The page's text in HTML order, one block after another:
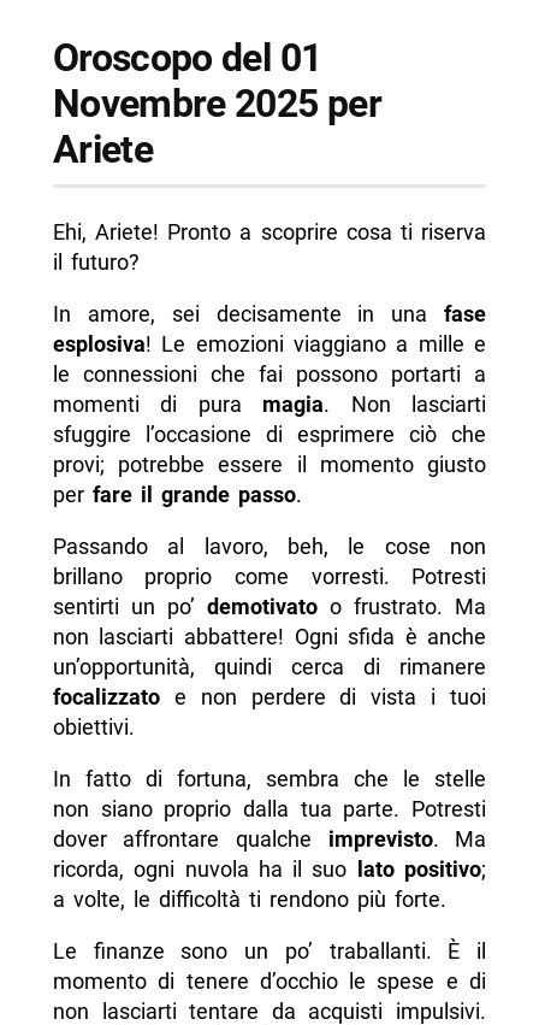
- Oroscopo del 01 Novembre 2025 per Pesci
-- Scopri di più da Napolike.it
Oroscopo del 01
Novembre 2025 per
Ariete
Ehi, Ariete! Pronto a scoprire cosa ti riserva
il futuro?
In amore, sei decisamente in unafase
esplosiva! Le emozioni viaggiano a mille e
le connessioni che fai possono portarti a
momenti di pura magia. Non lasciarti
sfuggire l’occasione di esprimere ciò che
provi; potrebbe essere il momento giusto
per fare il grande passo.
Passando al lavoro, beh, le cose non
brillano proprio come vorresti. Potresti
sentirti un po’ demotivato o frustrato. Ma
non lasciarti abbattere! Ogni sfida è anche
un’opportunità, quindi cerca di rimanere
focalizzatoe non perdere di vista i tuoi
obiettivi.
In fatto di fortuna, sembra che le stelle
non siano proprio dalla tua parte. Potresti
dover affrontare qualche imprevisto. Ma
ricorda, ogni nuvola ha il suo lato positivo;
a volte, le difficoltà ti rendono più forte.
Le finanze sono un po’ traballanti. È il
momento di tenere d’occhio le spese e di
non lasciarti tentare da acquisti impulsivi.